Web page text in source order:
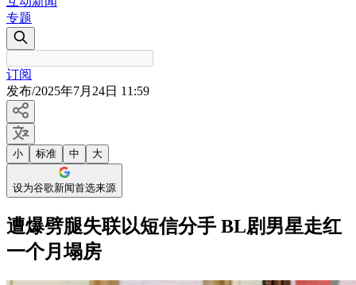
专题
订阅
发布/2025年7月24日 11:59
小 标准 中 大
设为谷歌新闻首选来源
遭爆劈腿失联以短信分手 BL剧男星走红
一个月塌房